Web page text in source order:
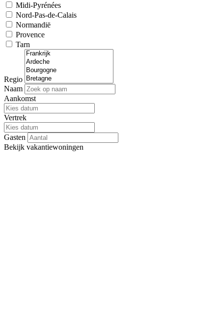
Midi-Pyrénées
Nord-Pas-de-Calais
Normandië
Provence
Tarn
Regio
Naam
Aankomst
Vertrek
Gasten
Bekijk vakantiewoningen